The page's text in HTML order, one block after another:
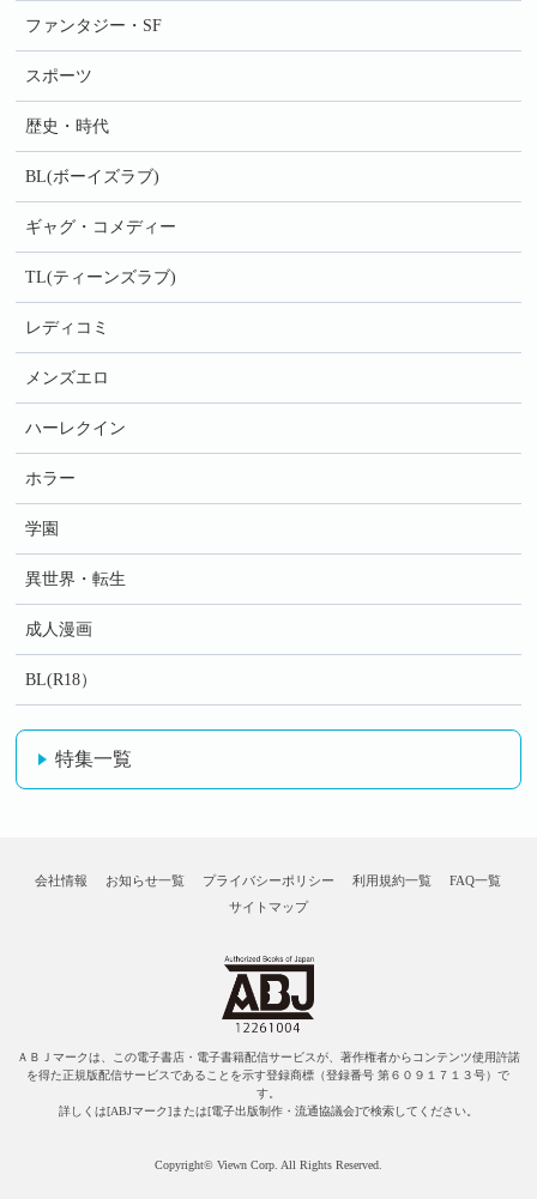
ファンタジー・SF
スポーツ
歴史・時代
BL(ボーイズラブ)
ギャグ・コメディー
TL(ティーンズラブ)
レディコミ
メンズエロ
ハーレクイン
ホラー
学園
異世界・転生
成人漫画
BL(R18）
特集一覧
会社情報 お知らせ一覧 プライバシーポリシー 利用規約一覧
FAQ一覧
サイトマップ
ＡＢＪマークは、この電子書店・電子書籍配信サービスが、著作権者からコンテンツ使用許諾
を得た正規版配信サービスであることを示す登録商標（登録番号 第６０９１７１３号）で
す。
詳しくは[ABJマーク]または[電子出版制作・流通協議会]で検索してください。
Copyright© Viewn Corp. All Rights Reserved.